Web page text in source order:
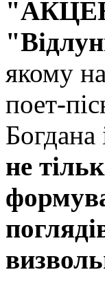
якому
поет-
не